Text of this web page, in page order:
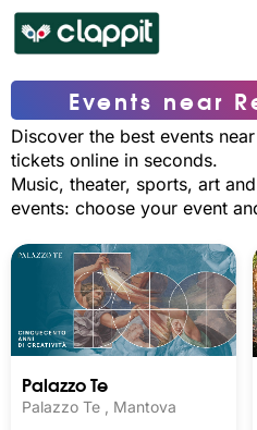
Events near
Discover the best events
tickets online in seconds.
Music, theater, sports, art
events: choose your event
Palazzo Te
Palazzo Te , Mantova